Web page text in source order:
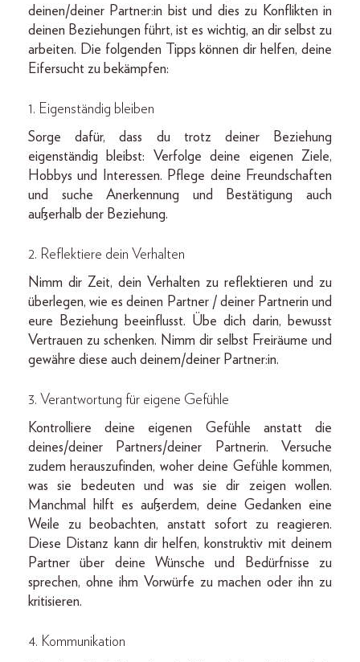
deinen/deiner Partner:in bist und dies zu Konflikten in
deinen Beziehungen führt, ist es wichtig, an dir selbst zu
arbeiten. Die folgenden Tipps können dir helfen, deine
Eifersucht zu bekämpfen:
1. Eigenständig bleiben
Sorge dafür, dass du trotz deiner Beziehung
eigenständig bleibst: Verfolge deine eigenen Ziele,
Hobbys und Interessen. Pflege deine Freundschaften
und suche Anerkennung und Bestätigung auch
außerhalb der Beziehung.
2. Reflektiere dein Verhalten
Nimm dir Zeit, dein Verhalten zu reflektieren und zu
überlegen, wie es deinen Partner / deiner Partnerin und
eure Beziehung beeinflusst. Übe dich darin, bewusst
Vertrauen zu schenken. Nimm dir selbst Freiräume und
gewähre diese auch deinem/deiner Partner:in.
3. Verantwortung für eigene Gefühle
Kontrolliere deine eigenen Gefühle anstatt die
deines/deiner Partners/deiner Partnerin. Versuche
zudem herauszufinden, woher deine Gefühle kommen,
was sie bedeuten und was sie dir zeigen wollen.
Manchmal hilft es außerdem, deine Gedanken eine
Weile zu beobachten, anstatt sofort zu reagieren.
Diese Distanz kann dir helfen, konstruktiv mit deinem
Partner über deine Wünsche und Bedürfnisse zu
sprechen, ohne ihm Vorwürfe zu machen oder ihn zu
kritisieren.
4. Kommunikation